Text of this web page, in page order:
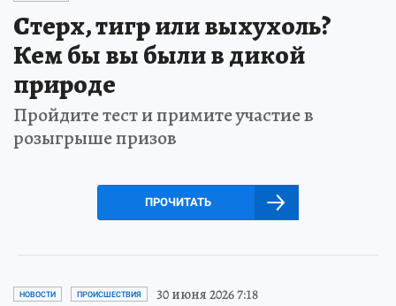
Стерх, тигр или выхухоль?
Кем бы вы были в дикой
природе
Пройдите тест и примите участие в
розыгрыше призов
ПРОЧИТАТЬ
НОВОСТИ ПРОИСШЕСТВИЯ 30 июня 2026 7:18